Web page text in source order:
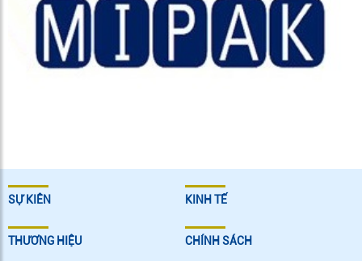
SỰ KIÊN KINH TẾ
THƯƠNG HIỆU CHÍNH SÁCH